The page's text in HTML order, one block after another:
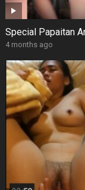
Special Papaitan
4 months ago